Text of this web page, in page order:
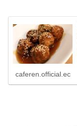
caferen.official.ec